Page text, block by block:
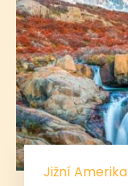
Jižní Amerika